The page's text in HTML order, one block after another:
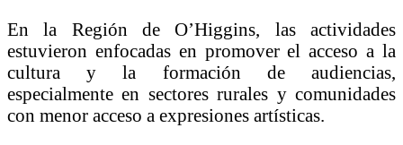
En la Región de O’Higgins, las actividades
estuvieron enfocadas en promover el acceso a la
cultura y la formación de audiencias,
especialmente en sectores rurales y comunidades
con menor acceso a expresiones artísticas.